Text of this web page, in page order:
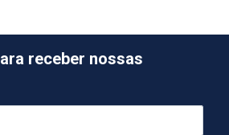
receber nossas